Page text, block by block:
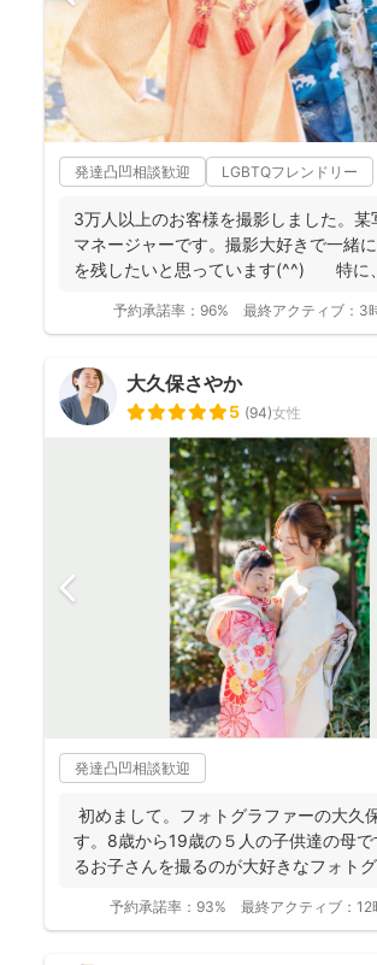
発達凸凹相談歓迎 LGBTQフレンドリー
3万人以上のお客様を撮影しました。某
マネージャーです。撮影大好きで一緒
を残したいと思っています(^^) 特に
予約承諾率： 96% 最終アクティブ： 3
大久保さやか
5 (94)女性
発達凸凹相談歓迎
初めまして。フォトグラファーの大久
す。8歳から19歳の５人の子供達の母
るお子さんを撮るのが大好きなフォト
予約承諾率： 93% 最終アクティブ： 12